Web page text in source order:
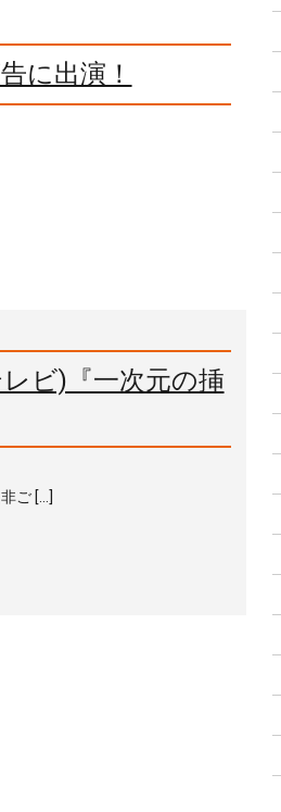
に出演！
ビ)『一次元の挿
ご […]